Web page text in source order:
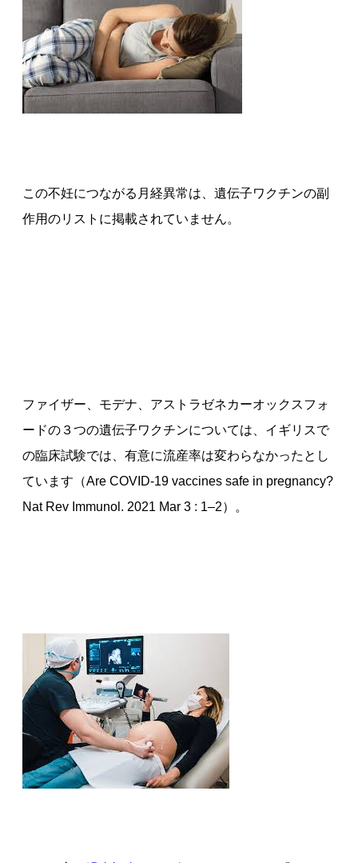
この不妊につながる月経異常は、遺伝子ワクチンの副
作用のリストに掲載されていません。
ファイザー、モデナ、アストラゼネカーオックスフォ
ードの３つの遺伝子ワクチンについては、イギリスで
の臨床試験では、有意に流産率は変わらなかったとし
ています（Are COVID-19 vaccines safe in pregnancy?
Nat Rev Immunol. 2021 Mar 3 : 1–2）。